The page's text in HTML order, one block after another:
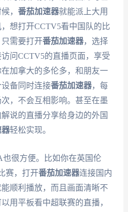
， 番茄加速器就能派上大用
想打开CCTV5看中国队的比
需要打开番茄加速器，选择
问CCTV5的直播页面，享受
加拿大的多伦多，和朋友一
备同时连接番茄加速器，每
，不会互相影响。甚至在墨
说的直播分享给身边的外国
轻松实现。
很方便。比如你在英国伦
赛，打开番茄加速器连接国内
顺利播放，而且画面清晰不
用平板看中超联赛的直播，